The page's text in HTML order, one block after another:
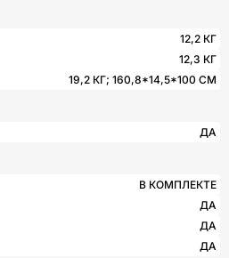
12,2 КГ
12,3 КГ
19,2 КГ; 160,8*14,5*100 СМ
ДА
В КОМПЛЕКТЕ
ДА
ДА
ДА